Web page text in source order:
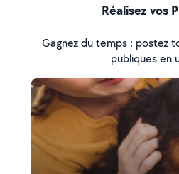
Réalisez vos
Gagnez du temps : postez
publiques en